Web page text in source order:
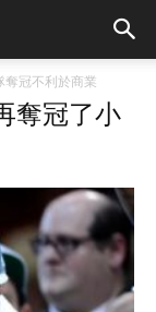
冠不利於商業
奪冠了小